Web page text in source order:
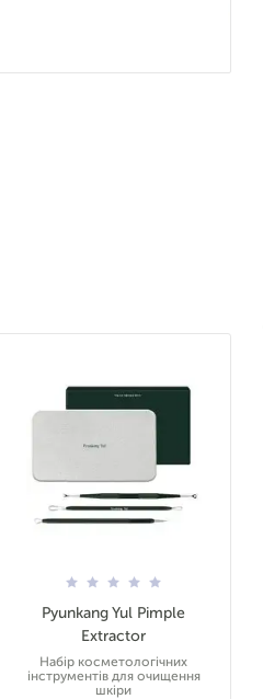
Pyunkang Yul Pimple
Extractor
Набір косметологічних
інструментів для очищення
шкіри